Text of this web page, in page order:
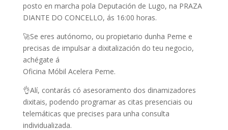
posto en marcha pola Deputación de Lugo, na PRAZA
DIANTE DO CONCELLO, ás 16:00 horas.
🚀Se eres autónomo, ou propietario dunha Peme e
precisas de impulsar a dixitalización do teu negocio,
achégate á
Oficina Móbil Acelera Peme.
👌Alí, contarás có asesoramento dos dinamizadores
dixitais, podendo programar as citas presenciais ou
telemáticas que precises para unha consulta
individualizada.